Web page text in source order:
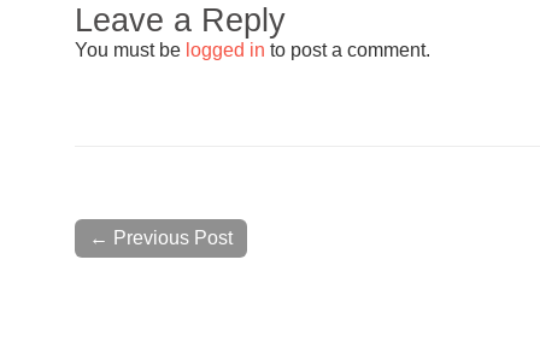
Leave a Reply
You must be logged in to post a comment.
← Previous Post